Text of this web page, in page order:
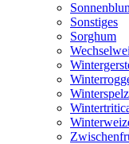
Sonstiges
Sorghum
Winterspelz